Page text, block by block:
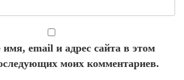
email и адрес сайта в этом
моих комментариев.